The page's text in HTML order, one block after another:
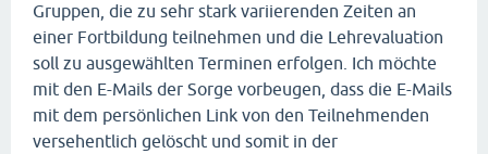
Gruppen, die zu sehr stark variierenden Zeiten an
einer Fortbildung teilnehmen und die Lehrevaluation
soll zu ausgewählten Terminen erfolgen. Ich möchte
mit den E-Mails der Sorge vorbeugen, dass die E-Mails
mit dem persönlichen Link von den Teilnehmenden
versehentlich gelöscht und somit in der